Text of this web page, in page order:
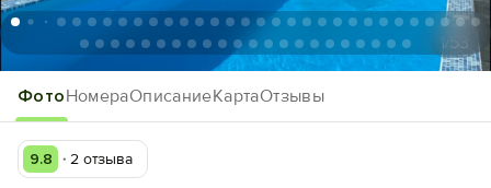
Добавить свой объект
ФотоНомераОписаниеКартаОтзывы
1/53
9.8 2 отзыва